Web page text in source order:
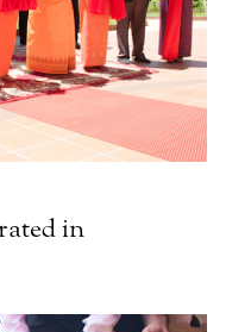
in